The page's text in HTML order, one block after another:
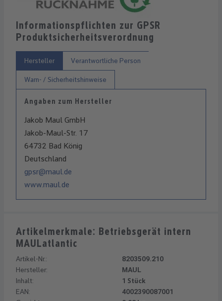
Informationspflichten zur GPSR
Produktsicherheitsverordnung
Hersteller Verantwortliche Person
Warn- / Sicherheitshinweise
Angaben zum Hersteller
Jakob Maul GmbH
Jakob-Maul-Str. 17
64732 Bad König
Deutschland
gpsr@maul.de
www.maul.de
Artikelmerkmale: Betriebsgerät intern
MAULatlantic
Artikel-Nr.:
8203509.210
Hersteller:
MAUL
Inhalt:
1 Stück
EAN:
4002390087001